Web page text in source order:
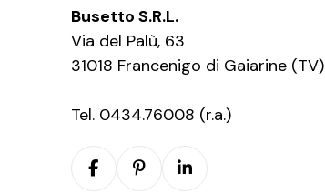
Busetto S.R.L.
Via del Palù, 63
31018 Francenigo di Gaiarine (TV)
Tel. 0434.76008 (r.a.)